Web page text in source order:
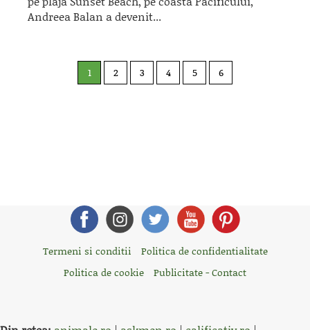
Andreea Balan a devenit...
1 2 3 4 5 6
Termeni si conditii
Politica de confidentialitate
Politica de cookie
Publicitate - Contact